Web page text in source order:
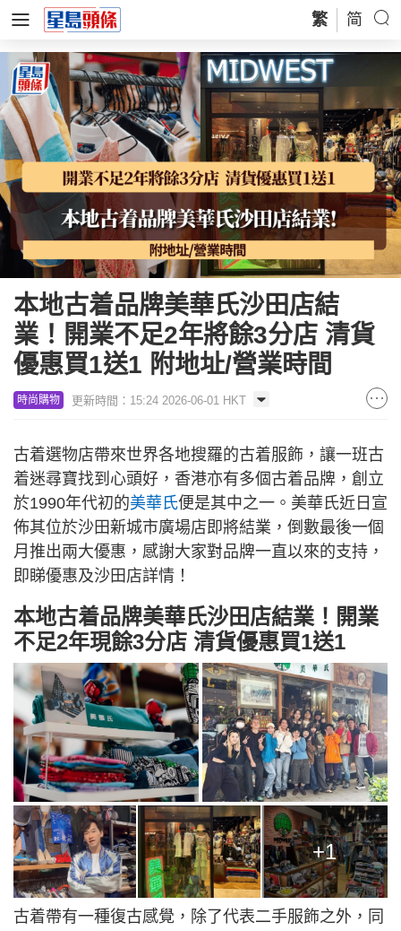
繁 简
本地古着品牌美華氏沙田店結
業！開業不足2年將餘3分店 清貨
優惠買1送1 附地址/營業時間
時尚購物 更新時間：15:24 2026-06-01 HKT
古着選物店帶來世界各地搜羅的古着服飾，讓一班古
着迷尋寶找到心頭好，香港亦有多個古着品牌，創立
於1990年代初的美華氏便是其中之一。美華氏近日宣
佈其位於沙田新城市廣場店即將結業，倒數最後一個
月推出兩大優惠，感謝大家對品牌一直以來的支持，
即睇優惠及沙田店詳情！
本地古着品牌美華氏沙田店結業！開業
不足2年現餘3分店 清貨優惠買1送1
+1
古着帶有一種復古感覺，除了代表二手服飾之外，同